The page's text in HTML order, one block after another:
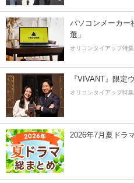
パソコンメーカー
選」
オリコンタイアップ特集
『VIVANT』限定
オリコンタイアップ特集
2026年7月夏ドラ